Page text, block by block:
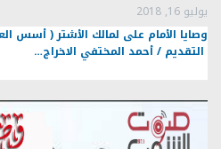
يوليو 16, 2018
التقديم / أحمد المختفي الاخراج…